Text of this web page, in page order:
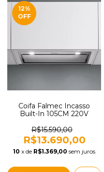
12%
OFF
Coifa Falmec Incasso
Built-In 105CM 220V
R$15.590,00
R$13.690,00
10 x de R$1.369,00 sem juros